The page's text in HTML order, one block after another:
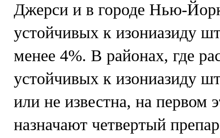
Джерси и в городе Нью-
устойчивых к изониазиду
менее 4%. В районах, где
устойчивых к изониазиду
или не известна, на первом
назначают четвертый